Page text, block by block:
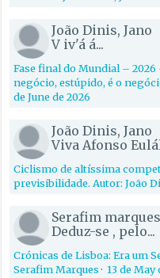
João Dinis, Jano
V iv'á á...
Fase final do Mundial – 2026
negócio, estúpido, é o
de June de 2026
João Dinis, Jano
Viva Afonso
Ciclismo de altíssima
previsibilidade. Autor: João
Serafim marques
Deduz-se , pelo...
Crónicas de Lisboa: Era um
Serafim Marques·13 de May